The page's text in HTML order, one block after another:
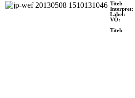
Titel:
Interpret:
Label:
VÖ:
Titel: